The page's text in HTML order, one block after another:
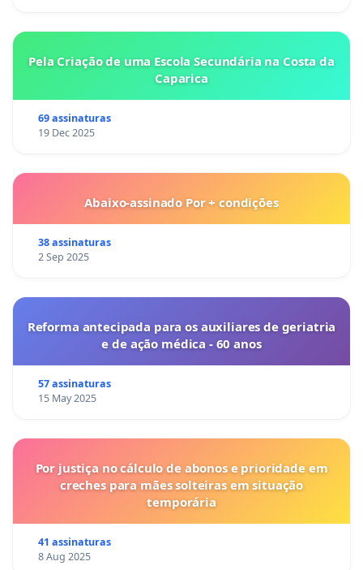
Pela Criação de uma Escola Secundária na Costa da
Caparica
69 assinaturas
19 Dec 2025
Abaixo-assinado Por + condições
38 assinaturas
2 Sep 2025
Reforma antecipada para os auxiliares de geriatria
e de ação médica - 60 anos
57 assinaturas
15 May 2025
Por justiça no cálculo de abonos e prioridade em
creches para mães solteiras em situação
temporária
41 assinaturas
8 Aug 2025